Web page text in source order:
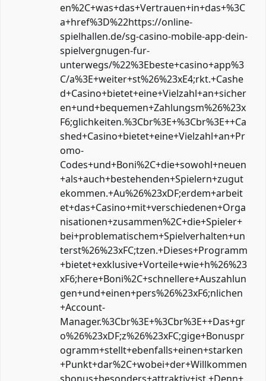
en%2C+was+das+Vertrauen+in+das+%3C
a+href%3D%22https://online-
spielhallen.de/sg-casino-mobile-app-dein-
spielvergnugen-fur-
unterwegs/%22%3Ebeste+casino+app%3
C/a%3E+weiter+st%26%23xE4;rkt.+Cashe
d+Casino+bietet+eine+Vielzahl+an+sicher
en+und+bequemen+Zahlungsm%26%23x
F6;glichkeiten.%3Cbr%3E+%3Cbr%3E++Ca
shed+Casino+bietet+eine+Vielzahl+an+Pr
omo-
Codes+und+Boni%2C+die+sowohl+neuen
+als+auch+bestehenden+Spielern+zugut
ekommen.+Au%26%23xDF;erdem+arbeit
et+das+Casino+mit+verschiedenen+Orga
nisationen+zusammen%2C+die+Spieler+
bei+problematischem+Spielverhalten+un
terst%26%23xFC;tzen.+Dieses+Programm
+bietet+exklusive+Vorteile+wie+h%26%23
xF6;here+Boni%2C+schnellere+Auszahlun
gen+und+einen+pers%26%23xF6;nlichen
+Account-
Manager.%3Cbr%3E+%3Cbr%3E++Das+gr
o%26%23xDF;z%26%23xFC;gige+Bonuspr
ogramm+stellt+ebenfalls+einen+starken
+Punkt+dar%2C+wobei+der+Willkommen